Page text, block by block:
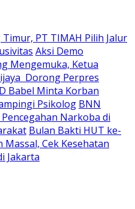
PT TIMAH Pilih Jalur
Aksi Demo
Mengemuka, Ketua
Dorong Perpres
Babel Minta Korban
Psikolog BNN
Narkoba di
Bulan Bakti HUT ke-
Cek Kesehatan
Jakarta